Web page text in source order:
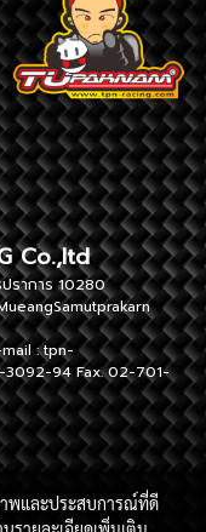
ซิ่ง จำกัด
.สมุทรปราการ 10280
:tpn-
Fax. 02-701-
าพและประสบการณ์ที่ดี